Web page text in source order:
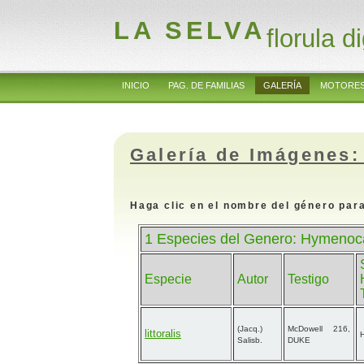
LA SELVAflorula
INICIO PAG. DE FAMILIAS GALERÍA
Galería de
Haga clic en el nombre del género
1 Especies del Genero:
Especie Autor Testigo
littoralis
(Jacq.)
Salisb.
McDowell 216,
DUKE